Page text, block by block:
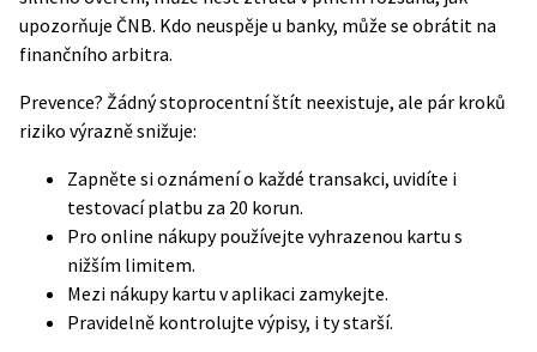
upozorňuje ČNB. Kdo neuspěje u banky, může se obrátit na
finančního arbitra.
Prevence? Žádný stoprocentní štít neexistuje, ale pár kroků
riziko výrazně snižuje:
Zapněte si oznámení o každé transakci, uvidíte i
testovací platbu za 20 korun.
Pro online nákupy používejte vyhrazenou kartu s
nižším limitem.
Mezi nákupy kartu v aplikaci zamykejte.
Pravidelně kontrolujte výpisy, i ty starší.